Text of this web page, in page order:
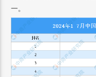
一。